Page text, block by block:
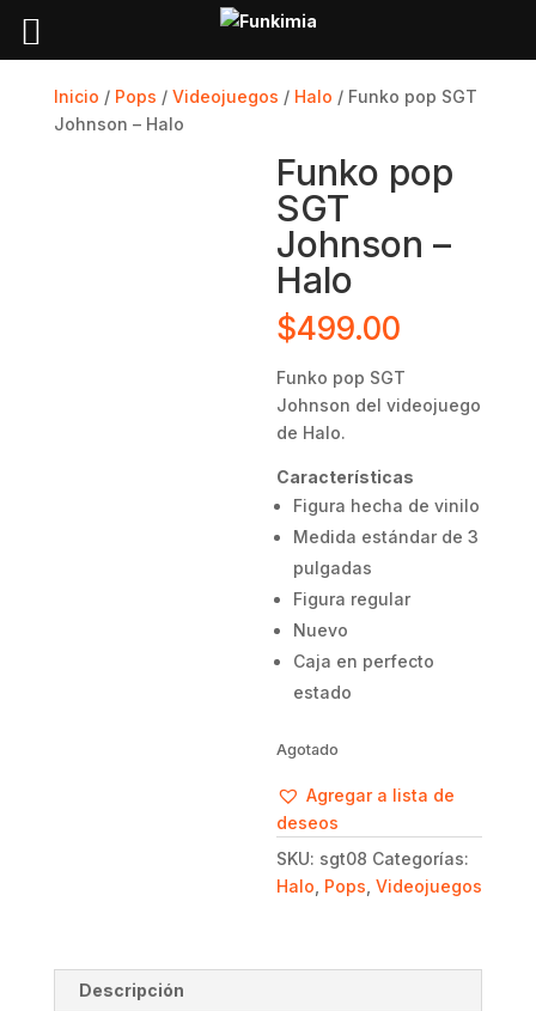
Inicio / Pops / Videojuegos / Halo / Funko pop SGT
Johnson – Halo
Funko pop
SGT
Johnson –
Halo
$499.00
Funko pop SGT
Johnson del videojuego
de Halo.
Características
Figura hecha de vinilo
Medida estándar de 3
pulgadas
Figura regular
Nuevo
Caja en perfecto
estado
Agotado
Agregar a lista de
deseos
SKU: sgt08 Categorías:
Halo Pops ,Videojuegos
Descripción